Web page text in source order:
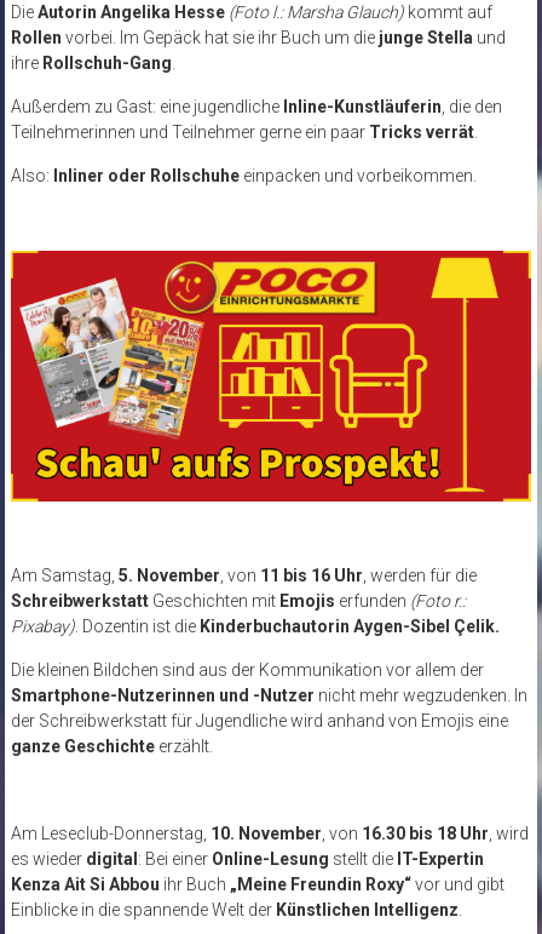
DieAutorin Angelika Hesse (Foto l.: Marsha Glauch)kommt auf
Rollen vorbei. Im Gepäck hat sie ihr Buch um die junge Stella und
ihre Rollschuh-Gang
Außerdem zu Gast: eine jugendliche Inline-Kunstläuferin , die den
Teilnehmerinnen und Teilnehmer gerne ein paar Tricks verrät.
Also: Inliner oder Rollschuheeinpacken und vorbeikommen.
Am Samstag, 5. November, von 11 bis 16 Uhr, werden für die
SchreibwerkstattGeschichten mit Emojis erfunden (Foto r.:
Pixabay). Dozentin ist die Kinderbuchautorin Aygen-Sibel Çelik.
Die kleinen Bildchen sind aus der Kommunikation vor allem der
Smartphone-Nutzerinnen und -Nutzer nicht mehr wegzudenken. In
der Schreibwerkstatt für Jugendliche wird anhand von Emojis eine
ganze Geschichteerzählt.
Am Leseclub-Donnerstag, 10. November, von 16.30 bis 18 Uhr, wird
es wieder digital : Bei einer Online-Lesung stellt die IT-Expertin
Kenza Ait Si Abbou ihr Buch „Meine Freundin Roxy“vor und gibt
Einblicke in die spannende Welt der Künstlichen Intelligenz.